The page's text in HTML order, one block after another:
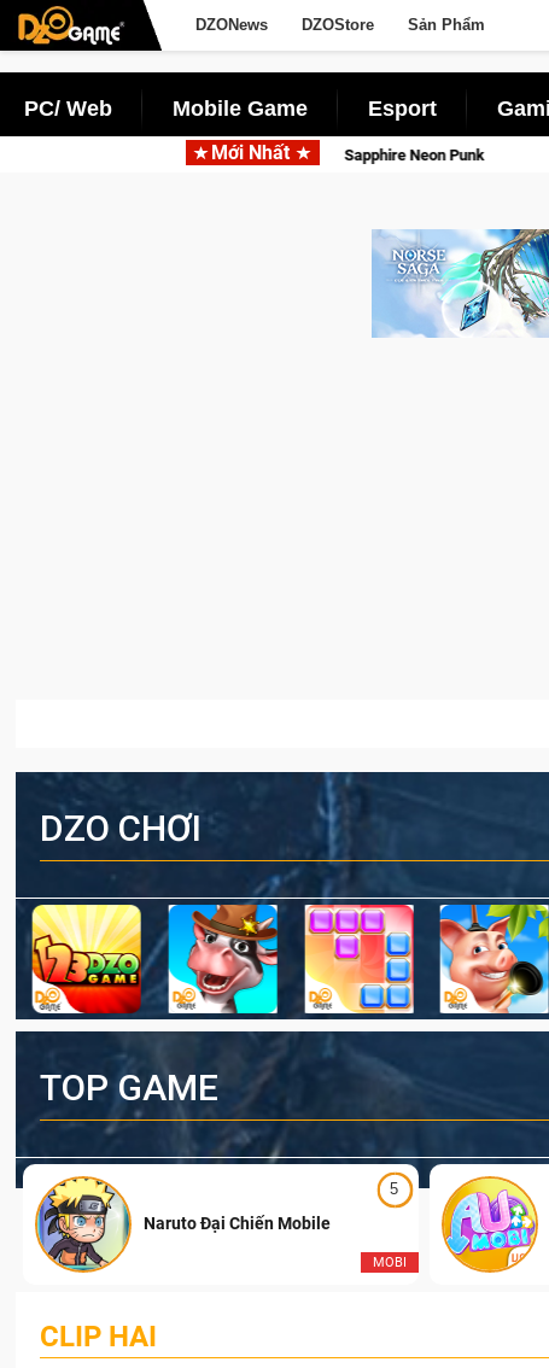
DZONews DZOStore Sản Phẩm
PC/ Web Mobile Game Esport
Mới NhấtGarena hợp tác cùng Pocketpair đưa
DZO CHƠI
TOP GAME
5
MOBI
Naruto Đại Chiến Mobile
CLIP HAI